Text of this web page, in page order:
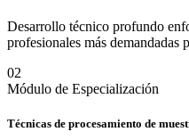
Desarrollo técnico profundo
profesionales más demandadas
02
Módulo de Especialización
Técnicas de procesamiento de